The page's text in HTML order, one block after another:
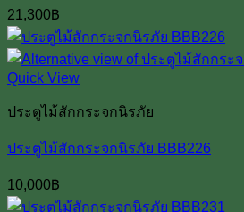
21,300฿
Quick View
ประตูไม้สักกระจกนิรภัย
ประตูไม้สักกระจกนิรภัย BBB226
10,000฿